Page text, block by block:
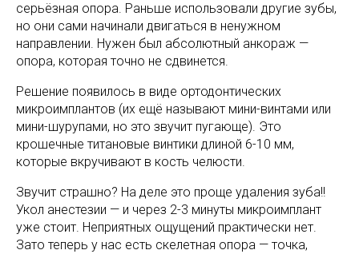
серьёзная опора. Раньше использовали другие зубы,
но они сами начинали двигаться в ненужном
направлении. Нужен был абсолютный анкораж —
опора, которая точно не сдвинется.
Решение появилось в виде ортодонтических
микроимплантов (их ещё называют мини-винтами или
мини-шурупами, но это звучит пугающе). Это
крошечные титановые винтики длиной 6-10 мм,
которые вкручивают в кость челюсти.
Звучит страшно? На деле это проще удаления зуба!!
Укол анестезии — и через 2-3 минуты микроимплант
уже стоит. Неприятных ощущений практически нет.
Зато теперь у нас есть скелетная опора — точка,